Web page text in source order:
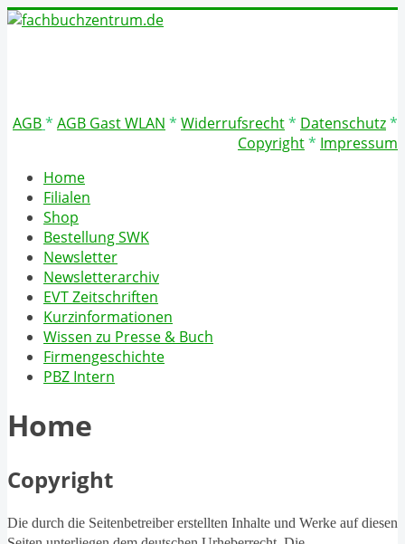
AGB* AGB Gast WLAN * Widerrufsrecht* Datenschutz*
Copyright* Impressum
Home
Filialen
Shop
Bestellung SWK
Newsletter
Newsletterarchiv
EVT Zeitschriften
Kurzinformationen
Wissen zu Presse & Buch
Firmengeschichte
PBZ Intern
Home
Copyright
Die durch die Seitenbetreiber erstellten Inhalte und Werke auf diesen